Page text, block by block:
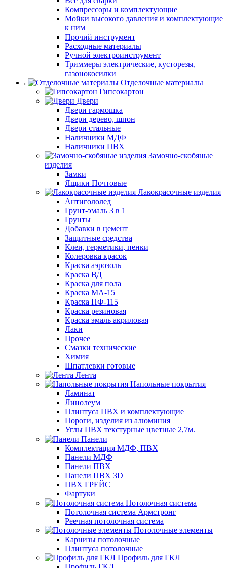
Компрессоры и комплектующие
Мойки высокого давления и комплектующие
к ним
Прочий инструмент
Расходные материалы
Ручной электроинструмент
Триммеры электрические, кусторезы,
газонокосилки
Отделочные материалы
Гипсокартон
Двери
Двери гармошка
Двери дерево, шпон
Двери стальные
Наличники МДФ
Наличники ПВХ
Замочно-скобяные
изделия
Замки
Ящики Почтовые
Лакокрасочные изделия
Антигололед
Грунт-эмаль 3 в 1
Грунты
Добавки в цемент
Защитные средства
Клеи, герметики, пенки
Колеровка красок
Краска аэрозоль
Краска ВД
Краска для пола
Краска МА-15
Краска ПФ-115
Краска резиновая
Краска эмаль акриловая
Лаки
Прочее
Смазки технические
Химия
Шпатлевки готовые
Лента
Напольные покрытия
Ламинат
Линолеум
Плинтуса ПВХ и комплектующие
Пороги, изделия из алюминия
Углы ПВХ текстурные цветные 2,7м.
Панели
Комплектация МДФ, ПВХ
Панели МДФ
Панели ПВХ
Панели ПВХ 3D
ПВХ ГРЕЙС
Фартуки
Потолочная система
Потолочная система Армстронг
Реечная потолочная система
Потолочные элементы
Карнизы потолочные
Плинтуса потолочные
Профиль для ГКЛ